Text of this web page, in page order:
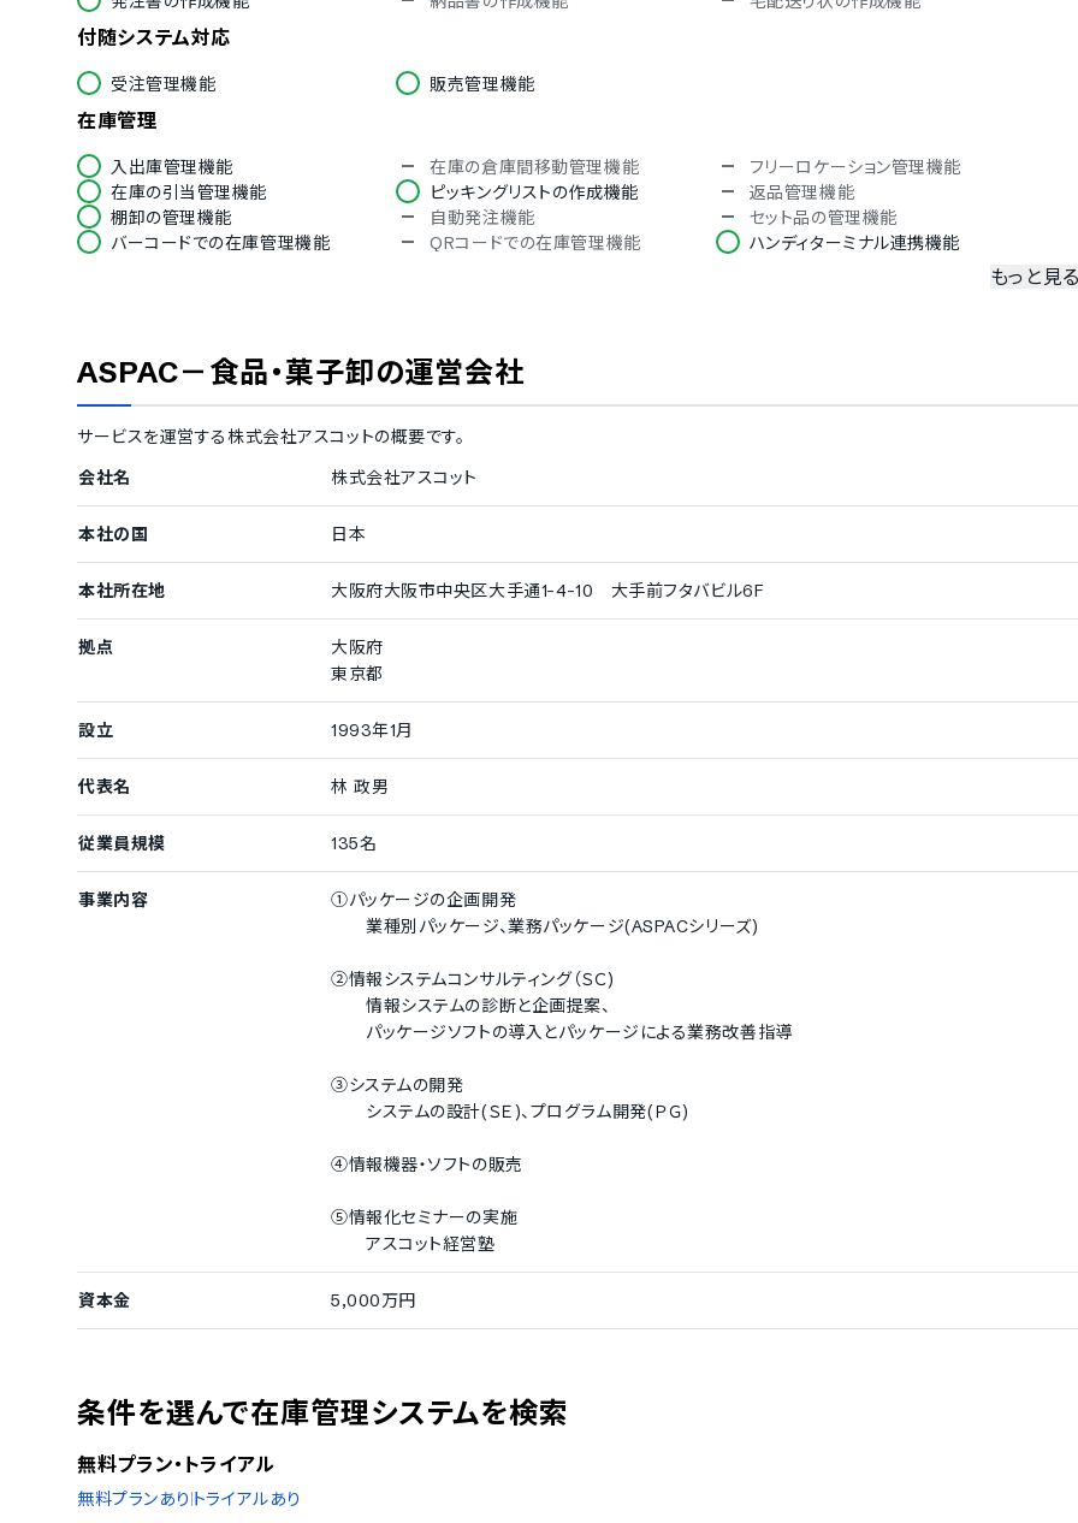
付随システム対応
受注管理機能 販売管理機能
在庫管理
入出庫管理機能 在庫の倉庫間移動管理機能
フリーロケーション管理機能
在庫の引当管理機能
ピッキングリストの作成機能
返品管理機能
棚卸の管理機能
自動発注機能
セット品の管理機能
バーコードでの在庫管理機能
QRコードでの在庫管理機能 ハンディターミナル連携機能
もっと見
ASPAC－食品・菓子卸の運営会社
サービスを運営する株式会社アスコットの概要です。
会社名
株式会社アスコット
本社の国 日本
本社所在地 大阪府大阪市中央区大手通1-4-10 大手前フタバビル6F
拠点
大阪府
東京都
設立 1993年1月
代表名 林 政男
従業員規模 135名
事業内容
①パッケージの企画開発
業種別パッケージ、業務パッケージ(ASPACシリーズ)
②情報システムコンサルティング（ＳＣ)
情報システムの診断と企画提案、
パッケージソフトの導入とパッケージによる業務改善指導
③システムの開発
システムの設計(ＳＥ)、プログラム開発(ＰＧ)
④情報機器・ソフトの販売
⑤情報化セミナーの実施
アスコット経営塾
資本金 5,000万円
条件を選んで在庫管理システムを検索
無料プラン・トライアル
無料プランあり トライアルあり